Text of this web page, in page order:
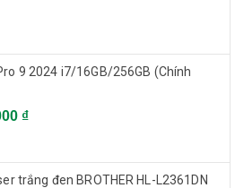
9 2024 i7/16GB/256GB (Chính
₫
trắng đen BROTHER HL-L2361DN